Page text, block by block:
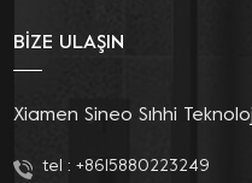
"dokuz saymaya" başladı
soğudukça, ısıtmalı oturağa
üretim ve satış konusunda
BİZE ULAŞIN
Xiamen Sineo Sıhhi
tel : +8615880223249